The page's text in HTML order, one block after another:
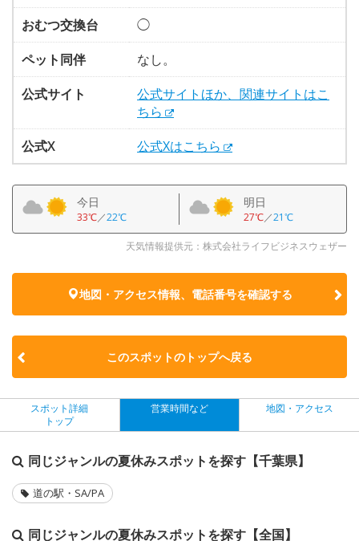
おむつ交換台
◯
ペット同伴
なし。
公式サイト
公式サイトほか、関連サイトはこ
ちら
公式X
公式Xはこちら
今日
33℃／22℃
明日
27℃／21℃
天気情報提供元：株式会社ライフビジネスウェザー
地図・アクセス情報、電話番号を確認する
このスポットのトップへ戻る
スポット詳細
トップ
営業時間など 地図・アクセス
同じジャンルの夏休みスポットを探す【千葉県】
道の駅・SA/PA
同じジャンルの夏休みスポットを探す【全国】